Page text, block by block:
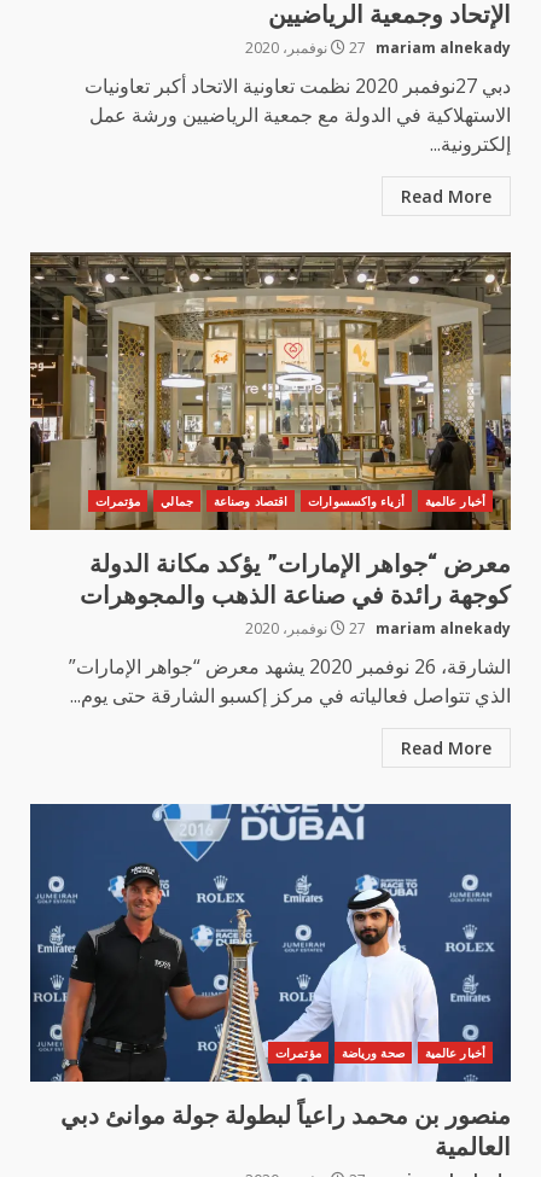
الإتحاد وجمعية الرياضيين
mariam alnekady 27 نوفمبر، 2020
دبي 27نوفمبر 2020 نظمت تعاونية الاتحاد أكبر تعاونيات
الاستهلاكية في الدولة مع جمعية الرياضيين ورشة عمل
إلكترونية...
Read More
أخبار عالمية أزياء واكسسوارات اقتصاد وصناعة جمالي مؤتمرات
معرض “جواهر الإمارات” يؤكد مكانة الدولة
كوجهة رائدة في صناعة الذهب والمجوهرات
mariam alnekady 27 نوفمبر، 2020
الشارقة، 26 نوفمبر 2020 يشهد معرض “جواهر الإمارات”
الذي تتواصل فعالياته في مركز إكسبو الشارقة حتى يوم...
Read More
أخبار عالمية صحة ورياضة مؤتمرات
منصور بن محمد راعياً لبطولة جولة موانئ دبي
العالمية